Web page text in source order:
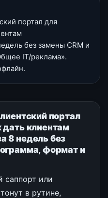
портал для
без замены CRM и
IT/реклама».
портал
клиентам
8 недель без
формат и
саппорт или
в рутине,